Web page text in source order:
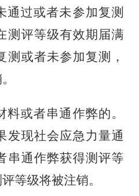
通过或者未参加复测
测评等级有效期届满
测或者未参加复测，
或者串通作弊的。
发现社会应急力量通
串通作弊获得测评等
等级将被注销。